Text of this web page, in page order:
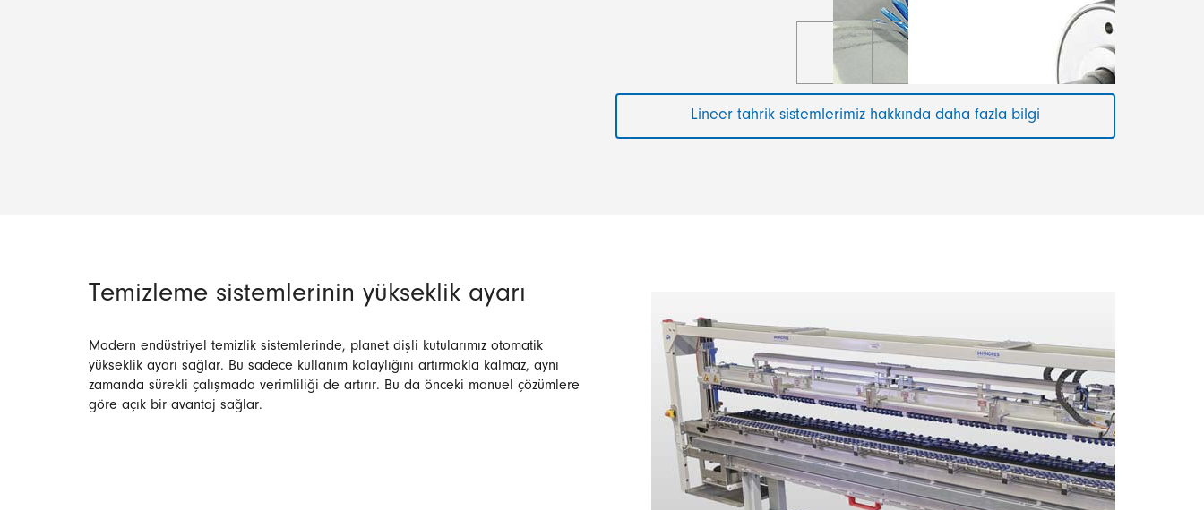
Lineer tahrik sistemlerimiz hakkında daha fazla bilgi
Temizleme sistemlerinin yükseklik ayarı
Modern endüstriyel temizlik sistemlerinde, planet dişli kutularımız otomatik
yükseklik ayarı sağlar. Bu sadece kullanım kolaylığını artırmakla kalmaz, aynı
zamanda sürekli çalışmada verimliliği de artırır. Bu da önceki manuel çözümlere
göre açık bir avantaj sağlar.